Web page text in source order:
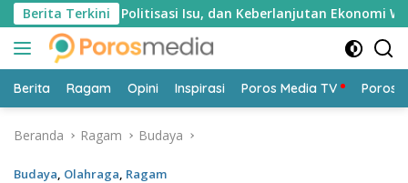
Langsung
ke
konten
Berita Terkini
Politisasi Isu, dan Keberlanjutan Ekonomi Warga
Berita Ragam Opini Inspirasi Poros Media TV Poros
Beranda Ragam Budaya
Budaya, Olahraga, Ragam